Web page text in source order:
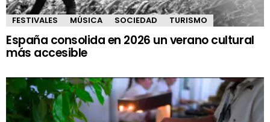
FESTIVALES MÚSICA SOCIEDAD TURISMO
España consolida en 2026 un verano cultural
más accesible